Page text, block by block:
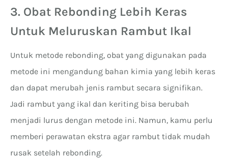
3. Obat Rebonding Lebih Keras
Untuk Meluruskan Rambut Ikal
Untuk metode rebonding, obat yang digunakan pada
metode ini mengandung bahan kimia yang lebih keras
dan dapat merubah jenis rambut secara signifikan.
Jadi rambut yang ikal dan keriting bisa berubah
menjadi lurus dengan metode ini. Namun, kamu perlu
memberi perawatan ekstra agar rambut tidak mudah
rusak setelah rebonding.